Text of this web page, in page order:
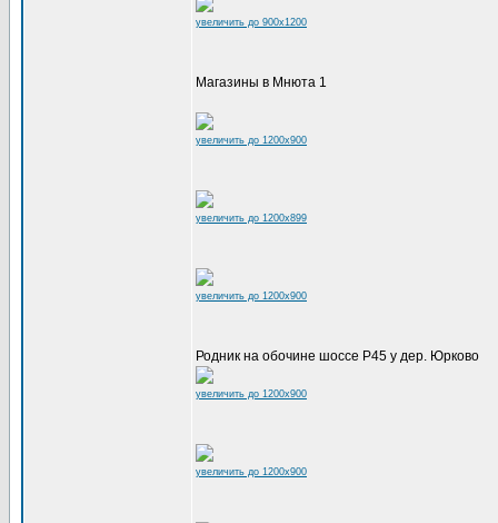
увеличить до 900x1200
Магазины в Мнюта 1
увеличить до 1200x900
увеличить до 1200x899
увеличить до 1200x900
Родник на обочине шоссе Р45 у дер. Юрково
увеличить до 1200x900
увеличить до 1200x900